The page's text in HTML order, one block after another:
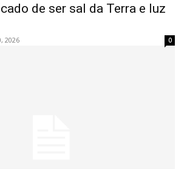
de ser sal da Terra e luz
2026 0